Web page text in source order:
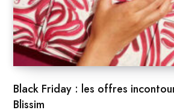
Black Friday : les offres
Blissim